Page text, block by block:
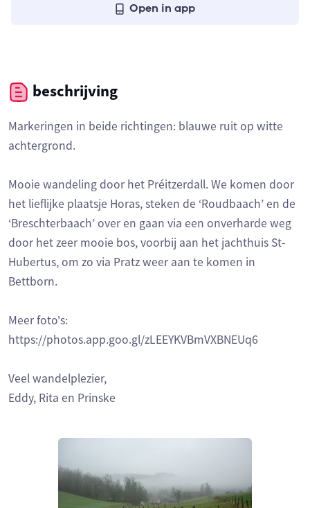
Open in app
beschrijving
Markeringen in beide richtingen: blauwe ruit op witte
achtergrond.
Mooie wandeling door het Préitzerdall. We komen door
het lieflijke plaatsje Horas, steken de ‘Roudbaach’ en de
‘Breschterbaach’ over en gaan via een onverharde weg
door het zeer mooie bos, voorbij aan het jachthuis St-
Hubertus, om zo via Pratz weer aan te komen in
Bettborn.
Meer foto's:
https://photos.app.goo.gl/zLEEYKVBmVXBNEUq6
Veel wandelplezier,
Eddy, Rita en Prinske